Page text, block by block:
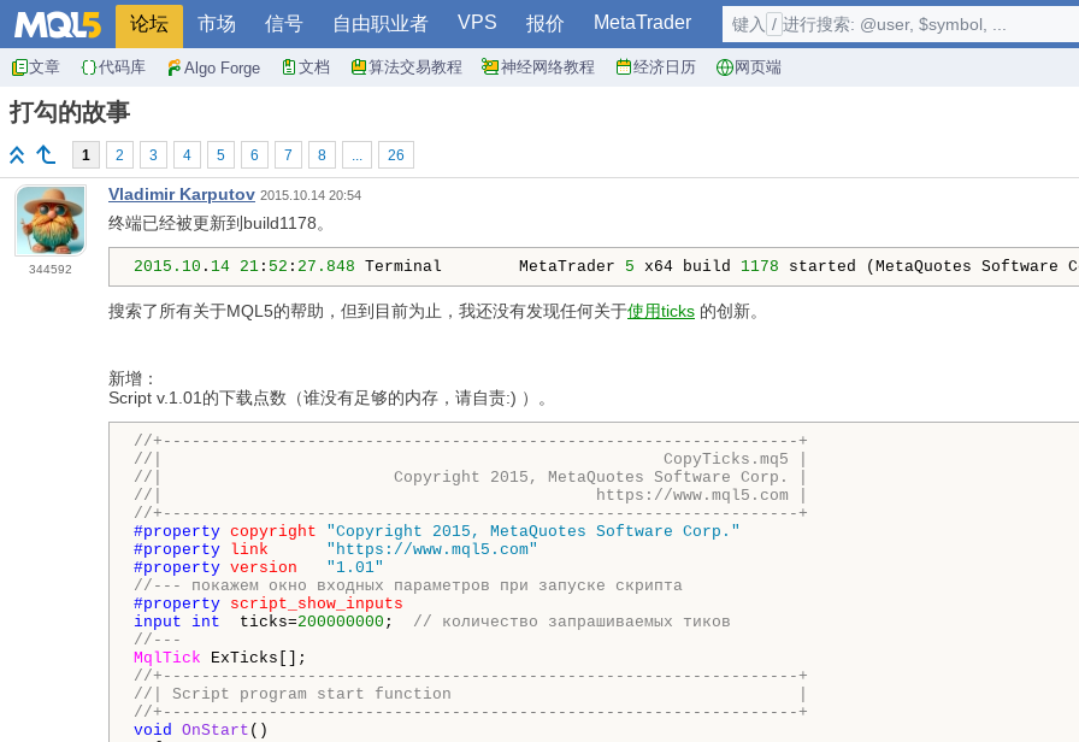
论坛 市场 信号 自由职业者 VPS 报价 MetaTrader
文章 代码库 Algo Forge 文档 算法交易教程 神经网络教程 经济日历 网页端
键入 / 进行搜索: @user, $symbol, ...
打勾的故事
1 2 3 4 5 6 7 8 ... 26
344592
Vladimir Karputov 2015.10.14 20:54
终端已经被更新到build1178。
2015.10 . 14 21 : 52 : 27.848 Terminal        MetaTrader 5 x64 build 1178 started (MetaQuotes Software
搜索了所有关于MQL5的帮助，但到目前为止，我还没有发现任何关于使用ticks 的创新。
新增：
Script v.1.01的下载点数（谁没有足够的内存，请自责:) ）。
//+------------------------------------------------------------------+
//|                                                    CopyTicks.mq5 |
//|                        Copyright 2015, MetaQuotes Software Corp. |
//|                                             https://www.mql5.com |
//+------------------------------------------------------------------+
#property copyright
"Copyright 2015, MetaQuotes Software Corp."
#property link
"https://www.mql5.com"
#property version
"1.01"
//--- покажем окно входных параметров при запуске скрипта
#property script_show_inputs
input
int ticks=200000000 ; // количество запрашиваемых тиков
//---
MqlTick
//+------------------------------------------------------------------+
//| Script program start function                                    |
//+------------------------------------------------------------------+
void OnStart ()